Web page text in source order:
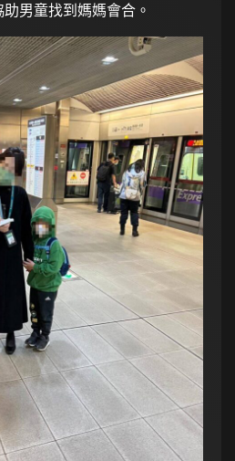
男童找到媽媽會合。